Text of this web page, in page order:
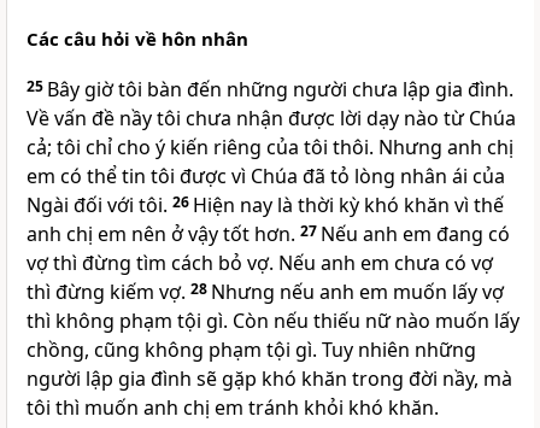
Các câu hỏi về hôn nhân
25 Bây giờ tôi bàn đến những người chưa lập gia đình.
Về vấn đề nầy tôi chưa nhận được lời dạy nào từ Chúa
cả; tôi chỉ cho ý kiến riêng của tôi thôi. Nhưng anh chị
em có thể tin tôi được vì Chúa đã tỏ lòng nhân ái của
Ngài đối với tôi. 26 Hiện nay là thời kỳ khó khăn vì thế
anh chị em nên ở vậy tốt hơn. 27 Nếu anh em đang có
vợ thì đừng tìm cách bỏ vợ. Nếu anh em chưa có vợ
thì đừng kiếm vợ. 28 Nhưng nếu anh em muốn lấy vợ
thì không phạm tội gì. Còn nếu thiếu nữ nào muốn lấy
chồng, cũng không phạm tội gì. Tuy nhiên những
người lập gia đình sẽ gặp khó khăn trong đời nầy, mà
tôi thì muốn anh chị em tránh khỏi khó khăn.